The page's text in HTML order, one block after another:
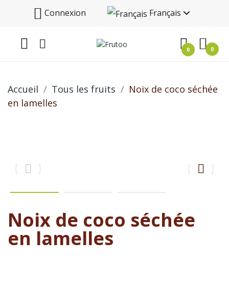
Connexion Français
0 0
Accueil Tous les fruits
Noix de coco séchée
en lamelles
Noix de coco séchée
en lamelles